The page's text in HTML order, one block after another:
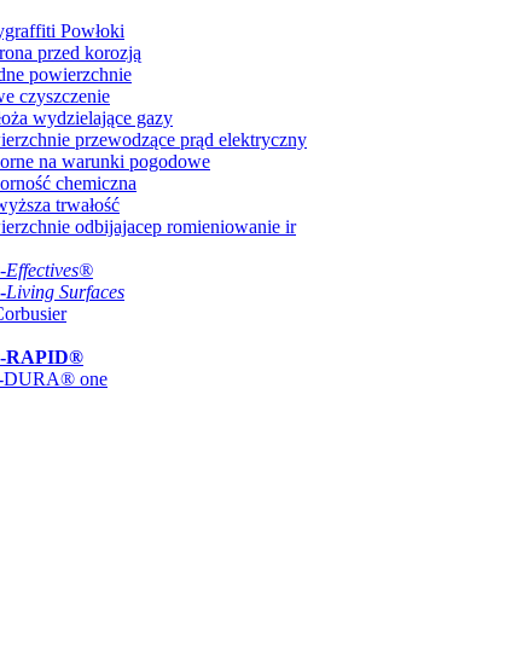
Powłoki
przed korozją
powierzchnie
czyszczenie
wydzielające gazy
przewodzące prąd elektryczny
na warunki pogodowe
chemiczna
trwałość
odbijajacep romieniowanie ir
-Effectives®
Living Surfaces
RAPID®
DURA® one